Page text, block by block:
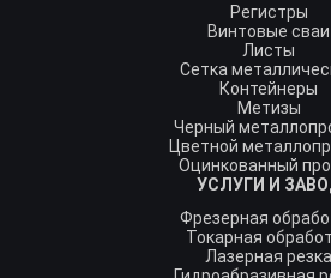
Регистры
Винтовые сваи
Листы
Сетка
Контейнеры
Метизы
Черный
Цветной
Оцинкованный
УСЛУГИ И
Фрезерная
Токарная
Лазерная резка